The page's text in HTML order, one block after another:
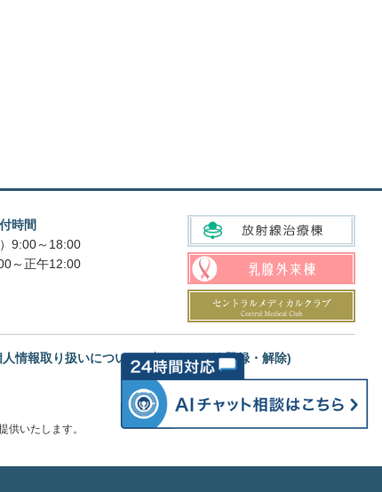
時間
9:00～18:00
～正午12:00
人情報取り扱いについて メルマガ(登録・解除)
いたします。